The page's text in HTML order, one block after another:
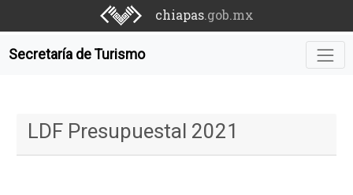
chiapas.gob.mx
Secretaría de Turismo
LDF Presupuestal 2021